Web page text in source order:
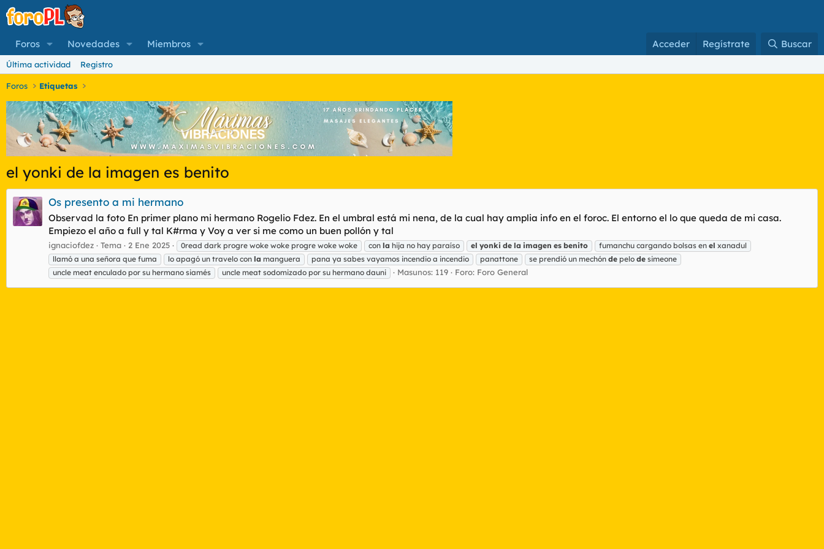
Foros Novedades Miembros Acceder Regístrate Buscar
Última actividad Registro
Foros Etiquetas
el yonki de la imagen es benito
Os presento a mi hermano
Observad la foto En primer plano mi hermano Rogelio Fdez. En el umbral está mi nena, de la cual hay amplia info en el foroc. El entorno el lo que queda de mi casa.
Empiezo el año a full y tal K#rma y Voy a ver si me como un buen pollón y tal
ignaciofdez Tema 2 Ene 2025 0read dark progre woke woke progre woke woke con la hija no hay paraíso el yonki de la imagen es benito fumanchu cargando bolsas en el xanadul
llamó a una señora que fuma
lo apagó un travelo con la manguera pana ya sabes vayamos incendio a incendio panattone se prendió un mechón de pelo de simeone
uncle meat enculado por su hermano siamés
uncle meat sodomizado por su hermano dauni Masunos: 119 Foro: Foro General